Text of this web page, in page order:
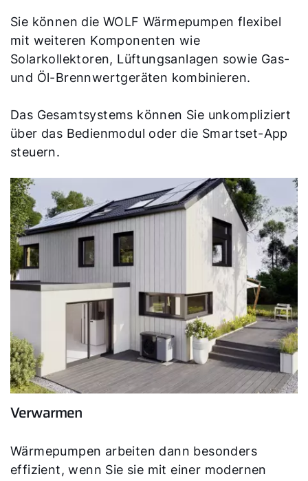
Sie können die WOLF Wärmepumpen flexibel
mit weiteren Komponenten wie
Solarkollektoren, Lüftungsanlagen sowie Gas-
und Öl-Brennwertgeräten kombinieren.
Das Gesamtsystems können Sie unkompliziert
über das Bedienmodul oder die Smartset-App
steuern.
Verwarmen
Wärmepumpen arbeiten dann besonders
effizient, wenn Sie sie mit einer modernen